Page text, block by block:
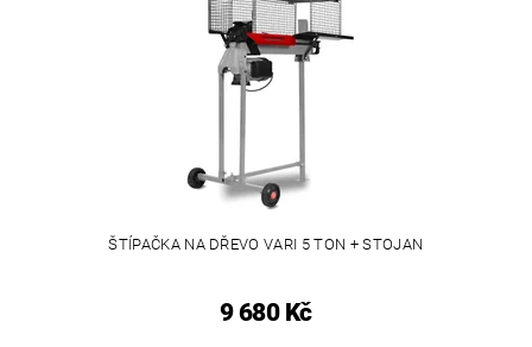
ŠTÍPAČKA NA DŘEVO VARI 5 TON + STOJAN
9 680 Kč